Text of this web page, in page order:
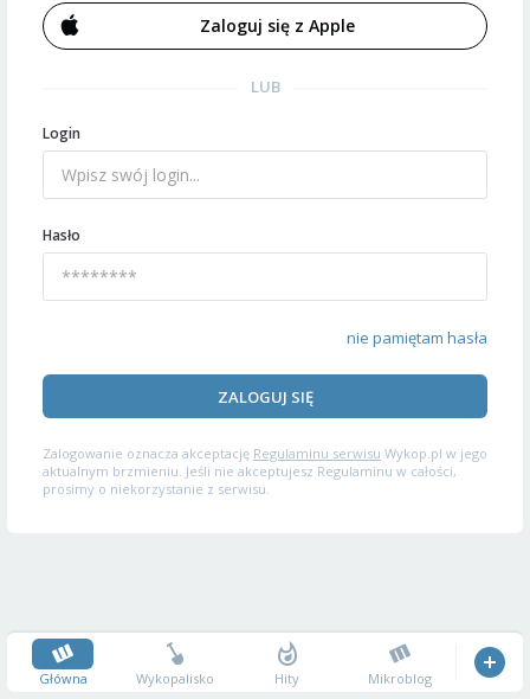
Zaloguj się z Apple
LUB
Login
Hasło
nie pamiętam hasła
ZALOGUJ SIĘ
Zalogowanie oznacza akceptację Regulaminu serwisu Wykop.pl w jego
aktualnym brzmieniu. Jeśli nie akceptujesz Regulaminu w całości,
prosimy o niekorzystanie z serwisu.
Główna Wykopalisko Hity Mikroblog